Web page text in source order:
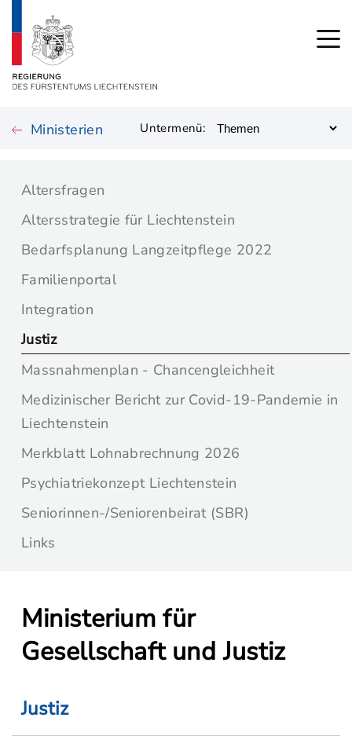
Ministerien Untermenü:
Altersfragen
Altersstrategie für Liechtenstein
Bedarfsplanung Langzeitpflege 2022
Familienportal
Integration
Justiz
Massnahmenplan - Chancengleichheit
Medizinischer Bericht zur Covid-19-Pandemie in
Liechtenstein
Merkblatt Lohnabrechnung 2026
Psychiatriekonzept Liechtenstein
Seniorinnen-/Seniorenbeirat (SBR)
Links
Ministerium für
Gesellschaft und Justiz
Justiz